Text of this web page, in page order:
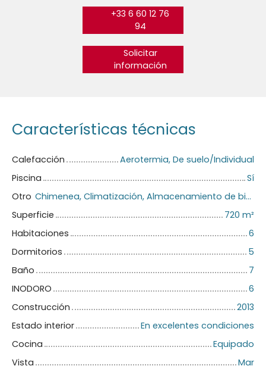
+33 6 60 12 76
94
Solicitar
información
Características técnicas
Calefacción
Aerotermia, De suelo/Individual
Piscina
Sí
Otro
Chimenea, Climatización, Almacenamiento de bicicletas
Superficie
720 m²
Habitaciones
6
Dormitorios
5
Baño
7
INODORO
6
Construcción
2013
Estado interior
En excelentes condiciones
Cocina
Equipado
Vista
Mar